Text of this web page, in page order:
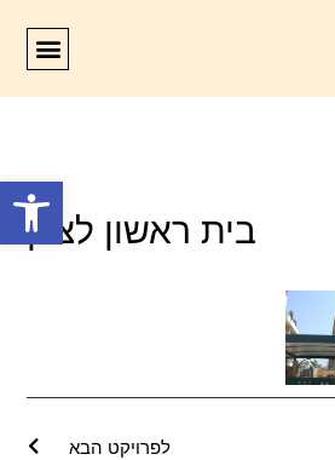
פתח
בית ראשון לציון
לפרויקט הבא